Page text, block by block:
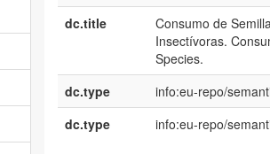
dc.title
Consumo de
Insectívoras.
Species.
dc.type
info:eu-repo/
dc.type
info:eu-repo/